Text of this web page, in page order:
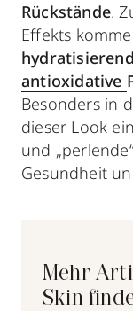
Rückstände.
Effekts
antioxidative
Besonders in
dieser Look
und
Gesundheit
Mehr
Skin